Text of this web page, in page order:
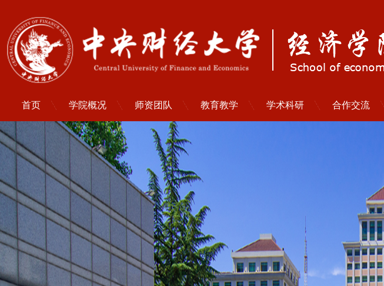
首页 学院概况 师资团队 教育教学 学术科研 合作交流